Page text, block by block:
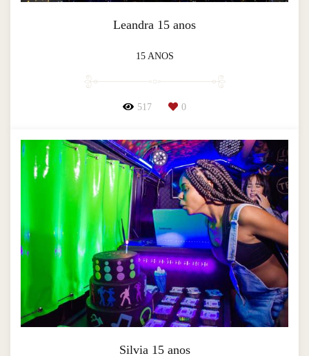
Leandra 15 anos
15 ANOS
517 0
Silvia 15 anos